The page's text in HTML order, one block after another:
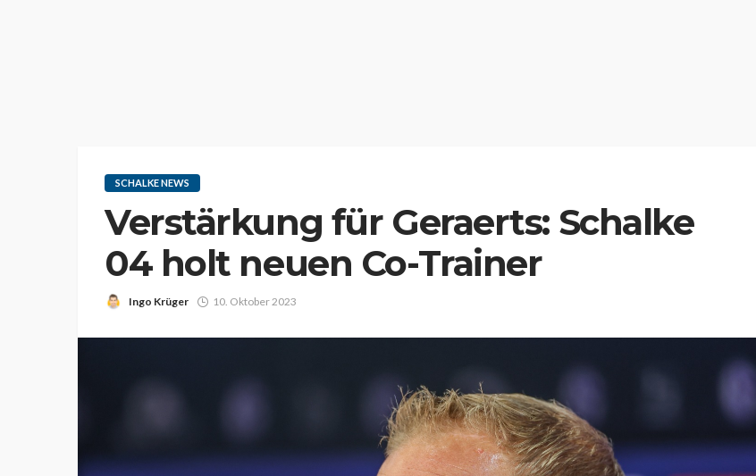
SCHALKE NEWS
Verstärkung für Geraerts: Schalke
04 holt neuen Co-Trainer
Ingo Krüger 10. Oktober 2023